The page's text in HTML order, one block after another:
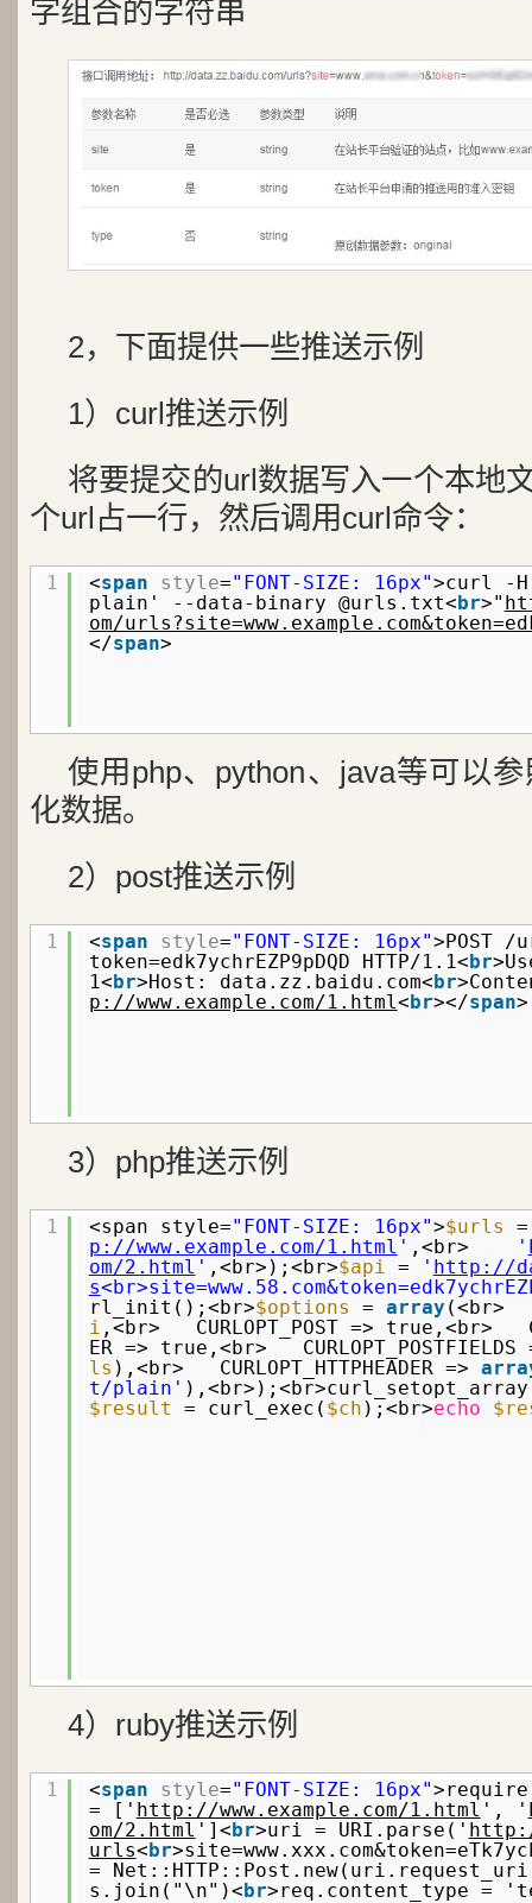
字组合的字符串
2，下面提供一些推送示例
1）curl推送示例
将要提交的url数据写入一个本地
个url占一行，然后调用curl命令：
1 <span style="FONT-SIZE: 16px">curl -
plain' --data-binary @urls.txt<br>"
om/
</span>
使用php、python、java等可以
化数据。
2）post推送示例
1 <span style="FONT-SIZE: 16px">POST /
token=edk7ychrEZP9pDQD HTTP/1.1<br
1<br>Host: data.zz.baidu.com<br
p://www.example.com/1.html<br></span>
3）php推送示例
1 <span style="FONT-SIZE: 16px">$urls
p://www.example.com/1.html ' ,<br> '
om/2.html ' ,<br>);<br>$api = ' http://
s
rl_init();<br>$options = array (<br>
i ,<br> CURLOPT_POST => true,<br>
ER => true,<br>
ls ),<br> CURLOPT_HTTPHEADER =>
t/plain'
$result
= curl_exec( $ch );<br>echo
4）ruby推送示例
1 <span style="FONT-SIZE: 16px"
= [' http://www.example.com/1.html ', '
om/2.html ']<br>uri = URI.parse('
urls<br
=
s.join("\n")<br>req.content_type =